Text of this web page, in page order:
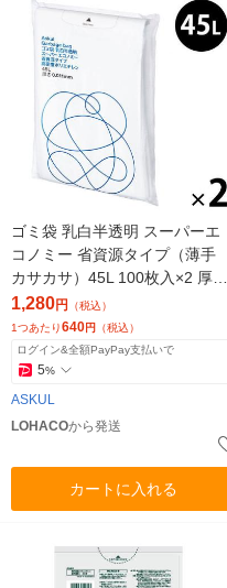
ゴミ袋 乳白半透明 スーパーエ
コノミー 省資源タイプ（薄手
カサカサ）45L 100枚入×2 厚さ
0.011mm アスクル （イチオ
シ） オリジナル
1,280円
（税込）
1つあたり640円 （税込）
ログイン&全額PayPay支払いで
5%
ASKUL
LOHACOから発送
カートに入れる